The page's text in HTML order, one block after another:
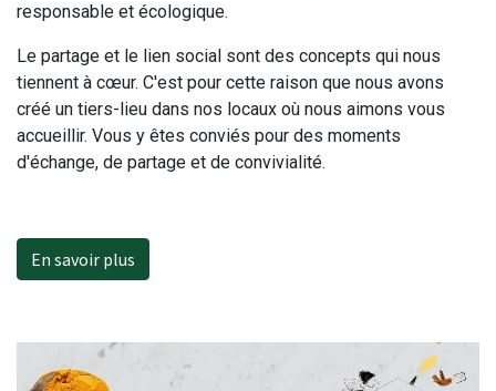
responsable et écologique.
Le partage et le lien social sont des concepts qui nous
tiennent à cœur. C'est pour cette raison que nous avons
créé un tiers-lieu dans nos locaux où nous aimons vous
accueillir. Vous y êtes conviés pour des moments
d'échange, de partage et de convivialité.
En savoir plus